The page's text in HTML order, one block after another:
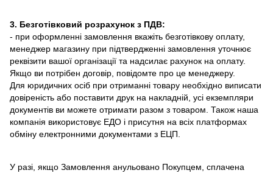
3. Безготівковий розрахунок з ПДВ:
- при оформленні замовлення вкажіть безготівкову оплату,
менеджер магазину при підтвердженні замовлення уточнює
реквізити вашої організації та надсилає рахунок на оплату.
Якщо ви потрібен договір, повідомте про це менеджеру.
Для юридичних осіб при отриманні товару необхідно виписати
довіреність або поставити друк на накладній, усі екземпляри
документів ви можете отримати разом з товаром. Також наша
компанія використовує ЕДО і присутня на всіх платформах
обміну електронними документами з ЕЦП.
У разі, якщо Замовлення анульовано Покупцем, сплачена